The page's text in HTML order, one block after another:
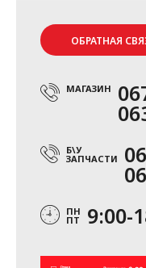
ОБРАТНАЯ
МАГАЗИН
Б\У
ЗАПЧАСТИ
ПН
ПТ 9:00-